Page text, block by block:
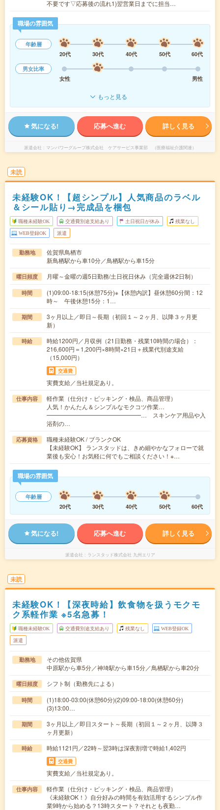
不要です▽応募後の流れ1)翌営業日までに担当…
職場の雰囲気
年齢層
20代
30代 40代 50代
60代
男女比率
女性
男性
もっと見る
気になる! 応募へ進む 詳しく見る
派遣会社 マンパワーグループ株式会社 ケアサービス事業部 （医療福祉介護関連）
未読
未経験OK！【超シンプル】人気商品のラベル
＆シール貼り→完成品を梱包
職種未経験OK 交通費別途支給あり 土日祝日が休み 残業なし
WEB登録OK 派遣
勤務地
佐賀県鳥栖市
新鳥栖駅から車10分／鳥栖駅から車15分
曜日頻度 月曜～金曜の週5日勤務/土日祝日休み（完全週休2日制）
時間
(1)09:00-18:15(休憩75分)※【休憩内訳】昼休憩60分間：12
時～ 午後休憩15分：1…
期間
3ヶ月以上／即日～長期（初回１～２ヶ月、以降３ヶ月更
新）
時給
時給1200円／月収例（21日勤務・残業10時間の場合）：
216,600円＝1,200円×8時間×21日＋残業代別途支給
（15,000円）
交通費
実費支給／当社規定あり。
仕事内容
軽作業（仕分け・ピッキング・検品、商品管理）
人気！かんたん＆シンプルなモクコツ作業…
━━━━━━━━━━━━━━━━… スキンケア用品や入
浴剤の…
応募資格
職種未経験OK / ブランクOK
【未経験OK】 ランスタッドは、きめ細やかなフォローで就
業後も安心！お気軽に何でもご相談ください！※…
職場の雰囲気
年齢層
20代
30代 40代 50代 60代
気になる! 応募へ進む 詳しく見る
派遣会社 ランスタッド株式会社 九州エリア
未読
未経験OK！【深夜時給】飲食物を扱うモクモ
ク系軽作業 ※5名急募！
職種未経験OK 交通費別途支給あり 残業なし WEB登録OK
派遣
勤務地
その他佐賀県
中原駅から車5分／神埼駅から車15分／鳥栖駅から車20分
曜日頻度 シフト制（勤務先による）
時間
(1)18:00-03:00(休憩60分)(2)09:00-18:00(休憩60分)
(3)13:00…
期間
3ヶ月以上／即日スタート～長期（初回１～２ヶ月、以降３
ヶ月更新）
時給 時給1121円／22時～翌3時は深夜割増で時給1,402円
交通費
実費支給／当社規定あり。
仕事内容
軽作業（仕分け・ピッキング・検品、商品管理）
《未経験OK！》自分好みの時間を有効活用するシンプル作
業9時から始める？13時スタート？それとも夜勤…